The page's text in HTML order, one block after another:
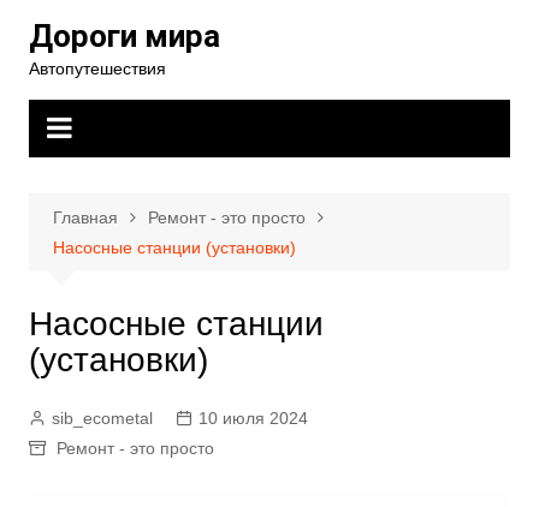
содержимому
Дороги мира
Автопутешествия
Главная
Ремонт - это просто
Насосные станции (установки)
Насосные станции
(установки)
sib_ecometal
10 июля 2024
Ремонт - это просто